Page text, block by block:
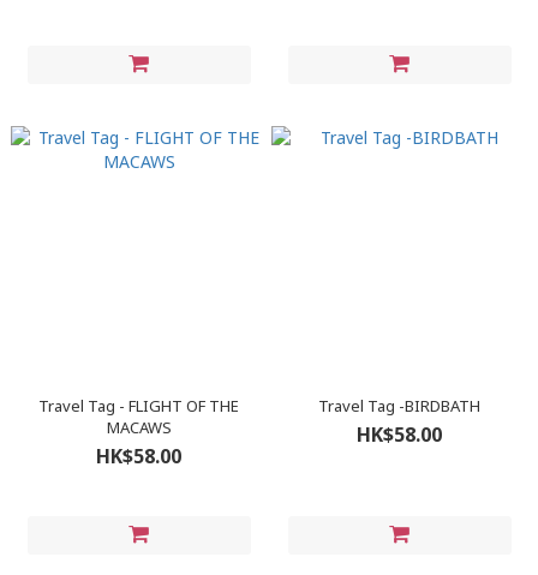
Travel Tag - FLIGHT OF THE
MACAWS
HK$58.00
Travel Tag -BIRDBATH
HK$58.00